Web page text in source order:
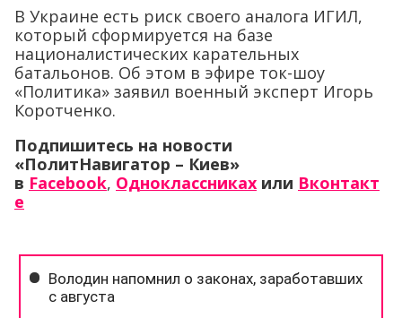
В Украине есть риск своего аналога ИГИЛ,
который сформируется на базе
националистических карательных
батальонов. Об этом в эфире ток-шоу
«Политика» заявил военный эксперт Игорь
Коротченко.
Подпишитесь на новости
«ПолитНавигатор – Киев»
в Facebook, Одноклассниках или Вконтакт
е